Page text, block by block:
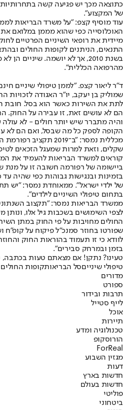
כתוצאה מכך יש פגיעה קשה
של המקצוע".
עוד מוסיף קצפ: "על משרד הבריאות
האוכלוסייה כפי שהוא מממן במלואם
מיידית את רופאי השיניים הפרטיים
התנאים, הניתנים לקופות החולים
בשנת 2010, אך לא יושמה. שיניים
מהרפואה הכללית״.
ד"ר ליאור קצפ. "לממן טיפולי שיניים
שמוליק בן יעקב, יו"ר האגודה לזכויות
לתת את השירות כאשר הוא בסל. חובת
הם לא עושים זאת, זו עבירה על החוק.
והיה מתברר שיש יותר חולים - לא
הקופה לספק כל מה שבסל, ואם הם לא
שקלים, וזאת למרות שמעגל הזכאים
קוראים למשרד הבריאות להעמיד את
ביישומה של רפורמה חשובה זו על מנת
בזמינות ובנגישות גבוהות כפי שהיה
של ילדי ישראל". ממאוחדת נמסר: "יש
בתחום טיפולי השיניים לילדים".
לצפי השימושים בשכבות גיל אלו,
החולים מחויבות על פי החוק במתן
שפורטו בחוזר סמנכ"ל פיקוח על קופ"ח
לוודא כי זו תעמוד בהוראות החוק
בזמן ובמרחק סבירים".
טעינו? נתקן! אם מצאתם טעות
טיפולי שינייםסל הבריאותקופות החולים
מדורים
ספורט
תרבות ובידור
לייף סטייל
אוכל
תיירות
טכנולוגיה ומדע
הורוסקופ
ForReal
מגזין השבוע
דעות
חדשות בארץ
חדשות בעולם
פוליטי
ביטחוני